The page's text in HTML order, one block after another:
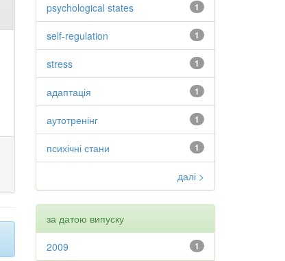
1
psychological states
1
self-regulation
1
stress
1
адаптація
1
аутотренінг
1
психічні стани
далі >
за датою випуску
1
2009